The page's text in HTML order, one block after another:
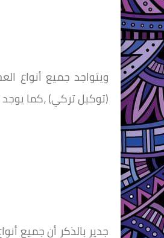
ويتواجد جميع أنواع
(توكيل تركي) ،كما